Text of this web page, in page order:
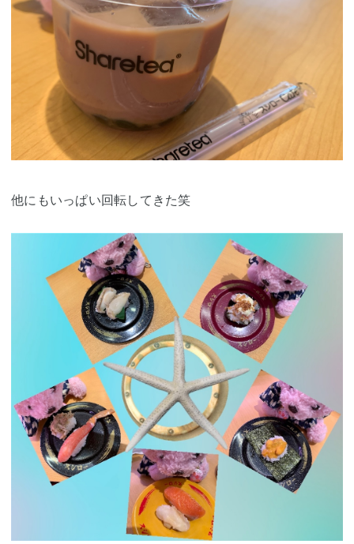
他にもいっぱい回転してきた笑